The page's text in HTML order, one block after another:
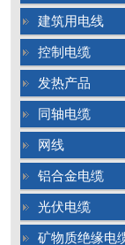
建筑用电线
控制电缆
发热产品
同轴电缆
网线
铝合金电缆
光伏电缆
矿物质绝缘电